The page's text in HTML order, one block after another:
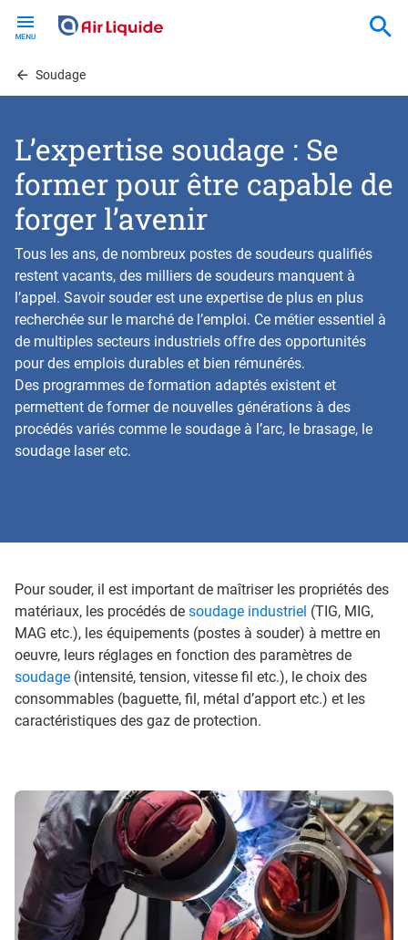
contentSoudage
L’expertise soudage : Se
former pour être capable de
forger l’avenir
Tous les ans, de nombreux postes de soudeurs qualifiés
restent vacants, des milliers de soudeurs manquent à
l’appel. Savoir souder est une expertise de plus en plus
recherchée sur le marché de l’emploi. Ce métier essentiel à
de multiples secteurs industriels offre des opportunités
pour des emplois durables et bien rémunérés.
Des programmes de formation adaptés existent et
permettent de former de nouvelles générations à des
procédés variés comme le soudage à l’arc, le brasage, le
soudage laser etc.
Pour souder, il est important de maîtriser les propriétés des
matériaux, les procédés de soudage industriel (TIG, MIG,
MAG etc.), les équipements (postes à souder) à mettre en
oeuvre, leurs réglages en fonction des paramètres de
soudage (intensité, tension, vitesse fil etc.), le choix des
consommables (baguette, fil, métal d’apport etc.) et les
caractéristiques des gaz de protection.